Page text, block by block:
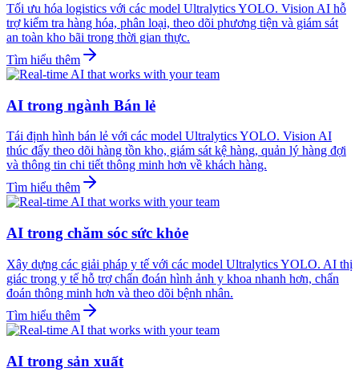
Tối ưu hóa logistics với các model Ultralytics YOLO. Vision AI hỗ
trợ kiểm tra hàng hóa, phân loại, theo dõi phương tiện và giám sát
an toàn kho bãi trong thời gian thực.
Tìm hiểu thêm
AI trong ngành Bán lẻ
Tái định hình bán lẻ với các model Ultralytics YOLO. Vision AI
thúc đẩy theo dõi hàng tồn kho, giám sát kệ hàng, quản lý hàng đợi
và thông tin chi tiết thông minh hơn về khách hàng.
Tìm hiểu thêm
AI trong chăm sóc sức khỏe
Xây dựng các giải pháp y tế với các model Ultralytics YOLO. AI thị
giác trong y tế hỗ trợ chẩn đoán hình ảnh y khoa nhanh hơn, chẩn
đoán thông minh hơn và theo dõi bệnh nhân.
Tìm hiểu thêm
AI trong sản xuất